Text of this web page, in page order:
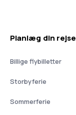
Planlæg din rejse
Billige flybilletter
Storbyferie
Sommerferie